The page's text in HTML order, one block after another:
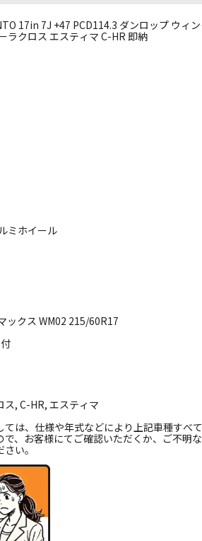
17in 7J +47 PCD114.3 ダンロップ ウィ
ラクロス エスティマ C-HR 即納
ミホイール
ックス WM02 215/60R17
ス, C-HR, エスティマ
は、仕様や年式などにより上記車種すべ
で、お客様にてご確認いただくか、ご不明
い。